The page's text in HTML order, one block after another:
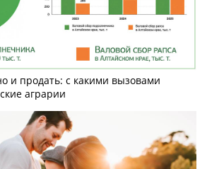
и продать: с какими вызовами
аграрии